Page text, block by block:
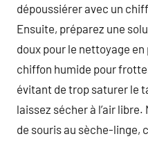
dépoussiérer avec un
Ensuite, préparez une
doux pour le nettoyage
chiffon humide pour
évitant de trop saturer le
laissez sécher à l’air
de souris au sèche-linge,